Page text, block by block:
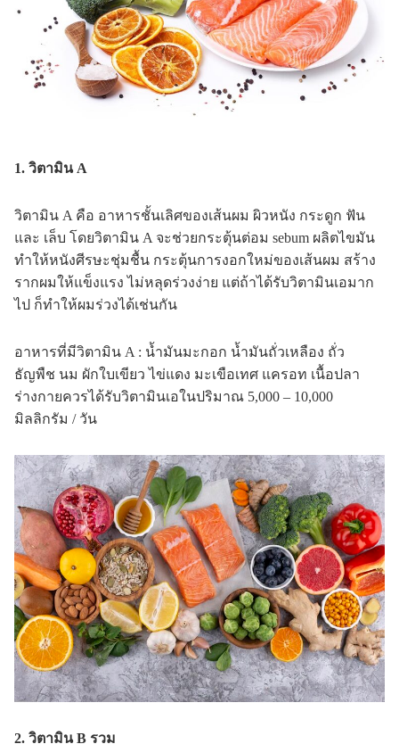
1. วิตามิน A
วิตามิน A คือ อาหารชั้นเลิศของเส้นผม ผิวหนัง กระดูก ฟัน
และ เล็บ โดยวิตามิน A จะช่วยกระตุ้นต่อม sebum ผลิตไขมัน
ทำให้หนังศีรษะชุ่มชื้น กระตุ้นการงอกใหม่ของเส้นผม สร้าง
รากผมให้แข็งแรง ไม่หลุดร่วงง่าย แต่ถ้าได้รับวิตามินเอมาก
ไป ก็ทำให้ผมร่วงได้เช่นกัน
อาหารที่มีวิตามิน A : น้ำมันมะกอก น้ำมันถั่วเหลือง ถั่ว
ธัญพืช นม ผักใบเขียว ไข่แดง มะเขือเทศ แครอท เนื้อปลา
ร่างกายควรได้รับวิตามินเอในปริมาณ 5,000 – 10,000
มิลลิกรัม / วัน
2. วิตามิน B รวม